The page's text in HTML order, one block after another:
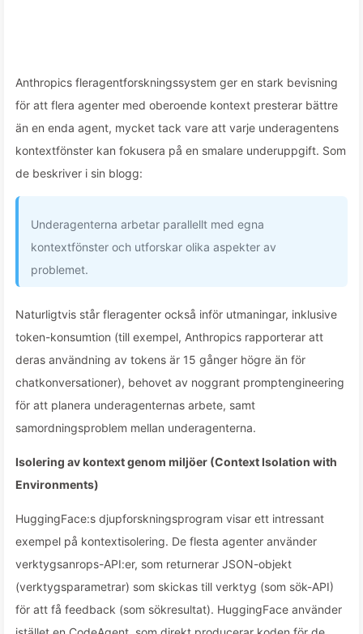
Anthropics fleragentforskningssystem ger en stark bevisning
för att flera agenter med oberoende kontext presterar bättre
än en enda agent, mycket tack vare att varje underagentens
kontextfönster kan fokusera på en smalare underuppgift. Som
de beskriver i sin blogg:
Underagenterna arbetar parallellt med egna
kontextfönster och utforskar olika aspekter av
problemet.
Naturligtvis står fleragenter också inför utmaningar, inklusive
token-konsumtion (till exempel, Anthropics rapporterar att
deras användning av tokens är 15 gånger högre än för
chatkonversationer), behovet av noggrant promptengineering
för att planera underagenternas arbete, samt
samordningsproblem mellan underagenterna.
Isolering av kontext genom miljöer (Context Isolation with
Environments)
HuggingFace:s djupforskningsprogram visar ett intressant
exempel på kontextisolering. De flesta agenter använder
verktygsanrops-API:er, som returnerar JSON-objekt
(verktygsparametrar) som skickas till verktyg (som sök-API)
för att få feedback (som sökresultat). HuggingFace använder